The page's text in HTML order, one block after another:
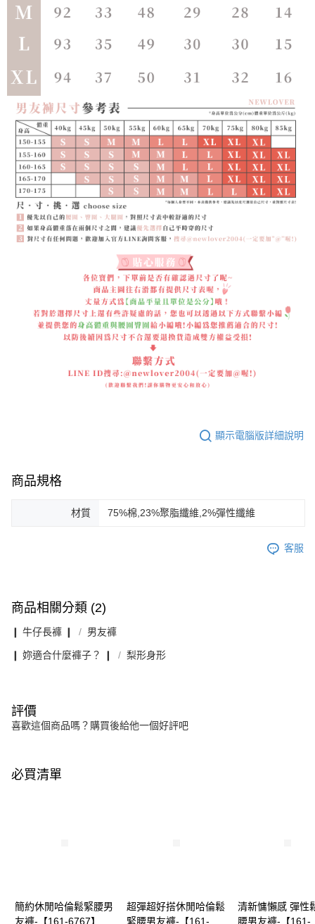
顯示電腦版詳細說明
商品規格
材質 75%棉,23%聚脂纖維,2%彈性纖維
客服
商品相關分類 (2)
❙ 牛仔長褲 ❙ 男友褲
❙ 妳適合什麼褲子？ ❙ 梨形身形
評價
喜歡這個商品嗎？購買後給他一個好評吧
必買清單
簡約休閒哈倫鬆緊腰男
友褲-【161-6767】
超彈超好搭休閒哈倫鬆
緊腰男友褲-【161-
清新慵懶感 彈性
腰男友褲-【161-